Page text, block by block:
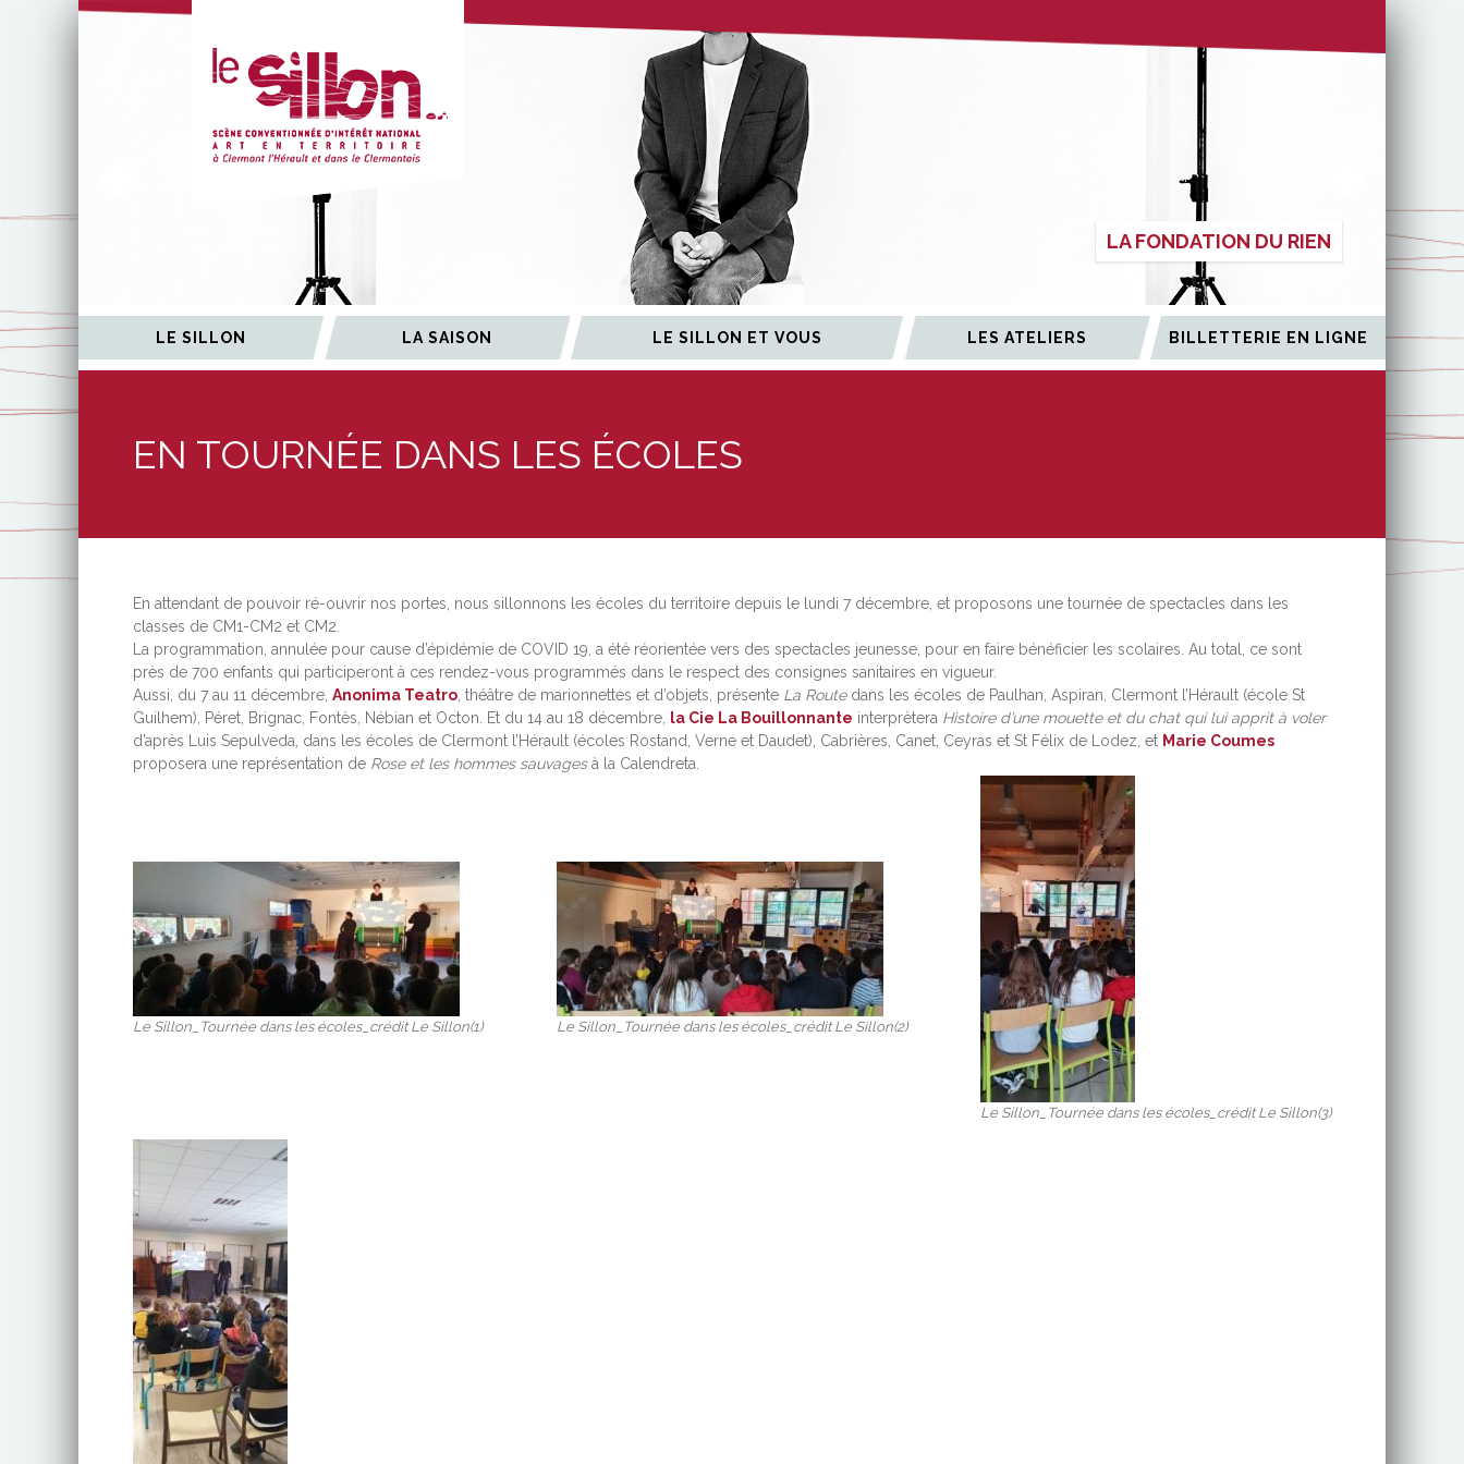
LA FONDATION DU RIEN
LE SILLON LA SAISON LE SILLON ET VOUS LES ATELIERS BILLETTERIE EN LIGNE
EN TOURNÉE DANS LES ÉCOLES
En attendant de pouvoir ré-ouvrir nos portes, nous sillonnons les écoles du territoire depuis le lundi 7 décembre, et proposons une tournée de spectacles dans les
classes de CM1-CM2 et CM2.
La programmation, annulée pour cause d’épidémie de COVID 19, a été réorientée vers des spectacles jeunesse, pour en faire bénéficier les scolaires. Au total, ce sont
près de 700 enfants qui participeront à ces rendez-vous programmés dans le respect des consignes sanitaires en vigueur.
Aussi, du 7 au 11 décembre, Anonima Teatro , théâtre de marionnettes et d’objets, présente La Routedans les écoles de Paulhan, Aspiran, Clermont l’Hérault (école St
Guilhem), Péret, Brignac, Fontès, Nébian et Octon. Et du 14 au 18 décembre,
la Cie La Bouillonnante interprètera Histoire d’une mouette et du chat qui lui apprit à voler
d’après Luis Sepulveda, dans les écoles de Clermont l’Hérault (écoles Rostand, Verne et Daudet), Cabrières, Canet, Ceyras et St Félix de Lodez, et Marie Coumes
proposera une représentation de Rose et les hommes sauvagesà la Calendreta.
Le Sillon_Tournée dans les écoles_crédit Le Sillon(1) Le Sillon_Tournée dans les écoles_crédit Le Sillon(2)
Le Sillon_Tournée dans les écoles_crédit Le Sillon(3)